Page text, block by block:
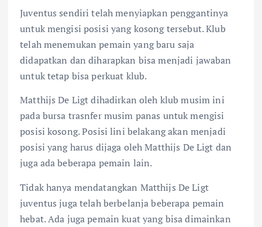
Juventus sendiri telah menyiapkan penggantinya
untuk mengisi posisi yang kosong tersebut. Klub
telah menemukan pemain yang baru saja
didapatkan dan diharapkan bisa menjadi jawaban
untuk tetap bisa perkuat klub.
Matthijs De Ligt dihadirkan oleh klub musim ini
pada bursa trasnfer musim panas untuk mengisi
posisi kosong. Posisi lini belakang akan menjadi
posisi yang harus dijaga oleh Matthijs De Ligt dan
juga ada beberapa pemain lain.
Tidak hanya mendatangkan Matthijs De Ligt
juventus juga telah berbelanja beberapa pemain
hebat. Ada juga pemain kuat yang bisa dimainkan